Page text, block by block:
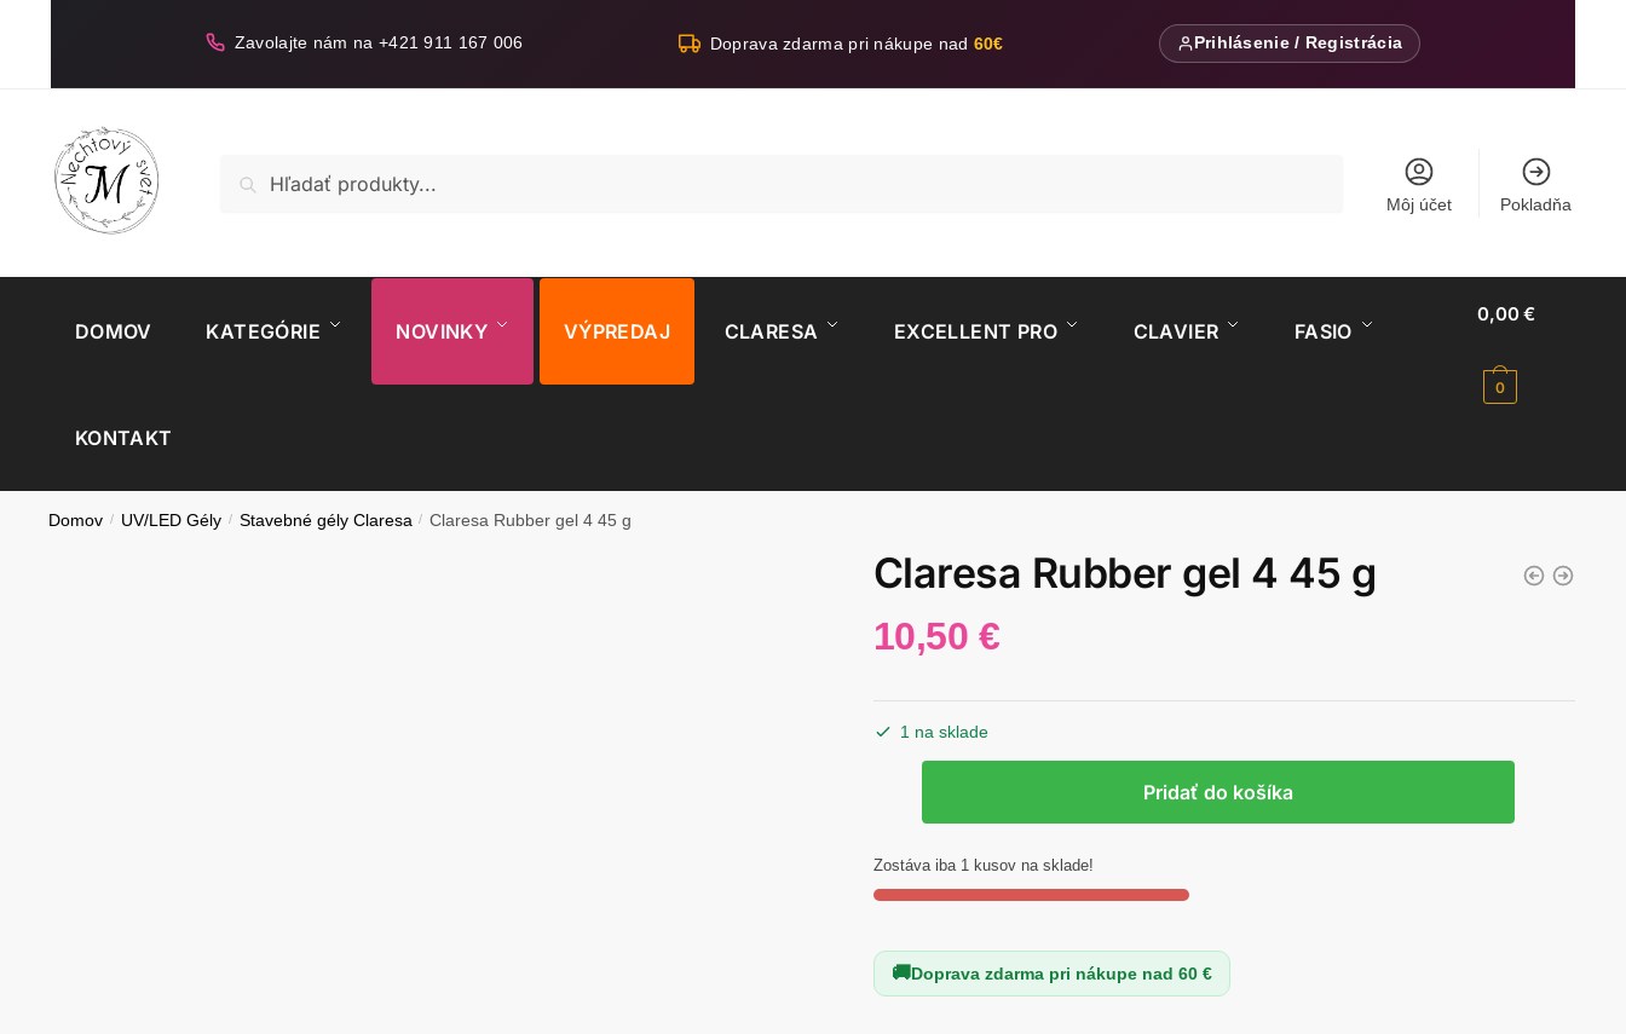
Zavolajte nám na +421 911 167 006 Doprava zdarma pri nákupe nad 60€ Prihlásenie / Registrácia
Vyhľadávanie
Môj účet Pokladňa
DOMOV KATEGÓRIE NOVINKY VÝPREDAJ CLARESA EXCELLENT PRO CLAVIER FASIO
KONTAKT
0,00€
0
Domov / UV/LED Gély / Stavebné gély Claresa / Claresa Rubber gel 4 45 g
Claresa Rubber gel 4 45 g
10,50 €
1 na sklade
gel
4
g
Pridať do košíka
Zostáva iba 1 kusov na sklade!
Doprava zdarma pri nákupe nad 60 €